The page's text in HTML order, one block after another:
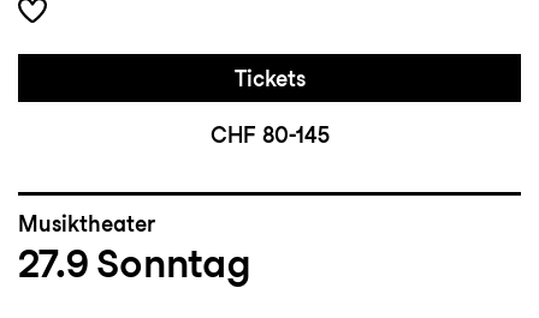
Tickets
CHF 80-145
Musiktheater
27.9 Sonntag